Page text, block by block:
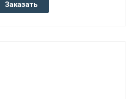
Заказать